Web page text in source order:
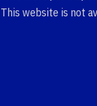
This website is not